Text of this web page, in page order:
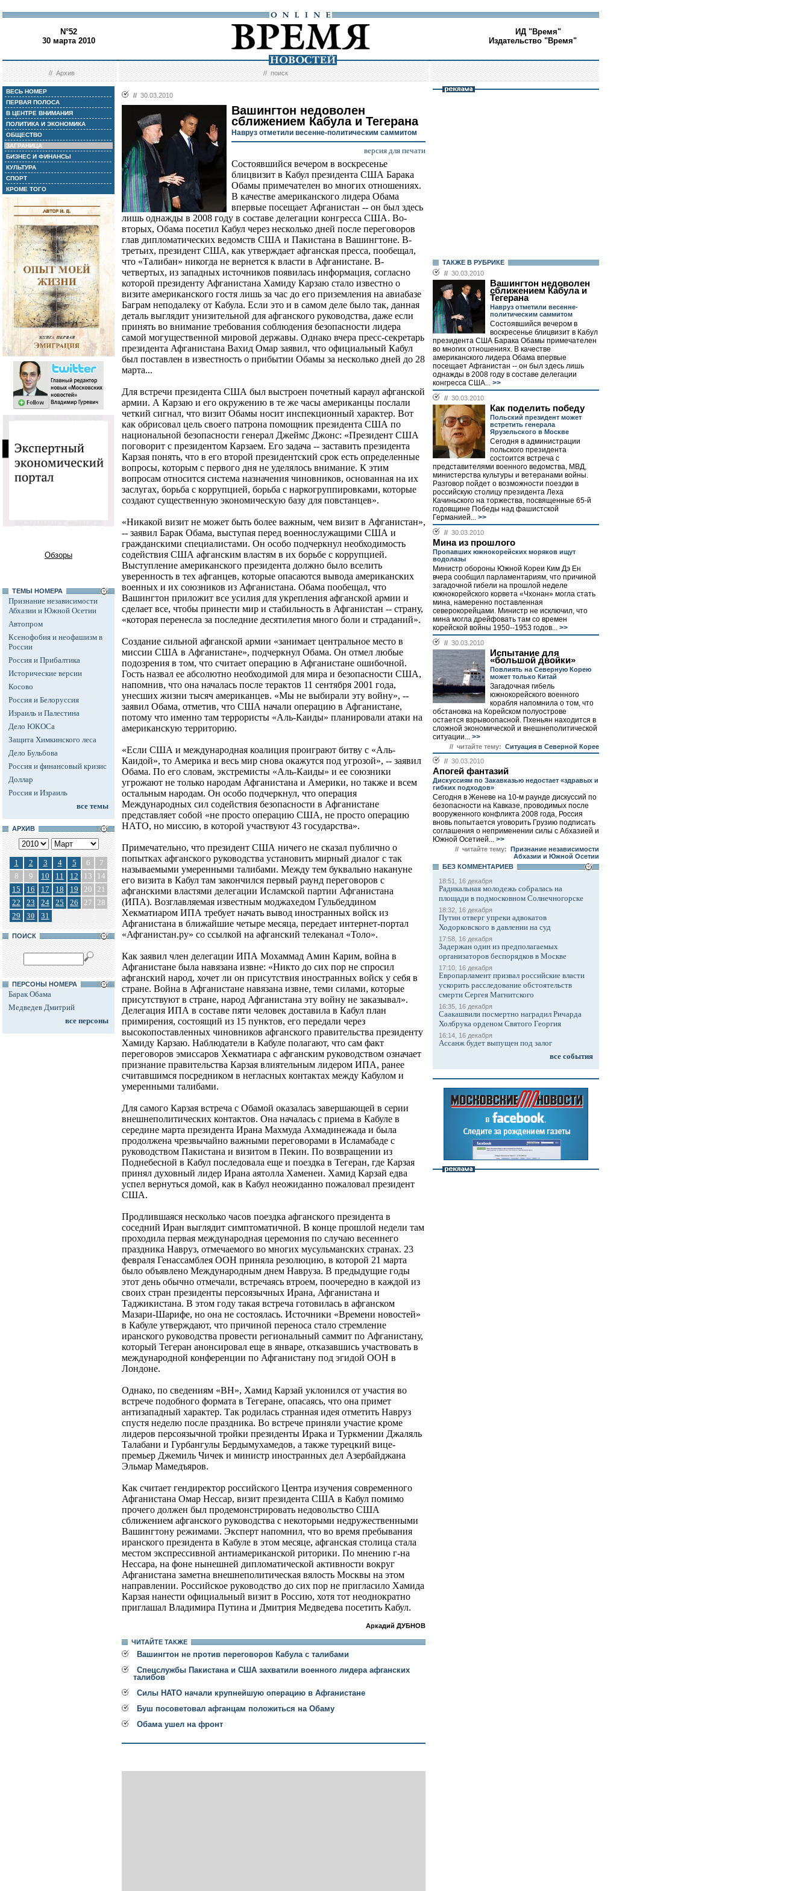
N°52
30 марта 2010
ИД "Время"
Издательство "Время"
//Архив //поиск
ВЕСЬ НОМЕР
ПЕРВАЯ ПОЛОСА
В ЦЕНТРЕ ВНИМАНИЯ
ПОЛИТИКА И ЭКОНОМИКА
ОБЩЕСТВО
ЗАГРАНИЦА
БИЗНЕС И ФИНАНСЫ
КУЛЬТУРА
СПОРТ
КРОМЕ ТОГО
Обзоры
ТЕМЫ НОМЕРА
Признание независимости
Абхазии и Южной Осетии
Автопром
Ксенофобия и неофашизм в
России
Россия и Прибалтика
Исторические версии
Косово
Россия и Белоруссия
Израиль и Палестина
Дело ЮКОСа
Защита Химкинского леса
Дело Бульбова
Россия и финансовый кризис
Доллар
Россия и Израиль
все темы
АРХИВ
1 2 3 4 5 6
7
8
9 10 11 12 13
14
15
16 17 18 19 20 21
22
23 24 25 26 27 28
29
30 31
ПОИСК
ПЕРСОНЫ НОМЕРА
Барак Обама
Медведев Дмитрий
все персоны
// 30.03.2010
Вашингтон недоволен
сближением Кабула и Тегерана
Навруз отметили весенне-политическим саммитом
версия для печати
Состоявшийся вечером в воскресенье
блицвизит в Кабул президента США Барака
Обамы примечателен во многих отношениях.
В качестве американского лидера Обама
впервые посещает Афганистан -- он был здесь
лишь однажды в 2008 году в составе делегации конгресса США. Во-
вторых, Обама посетил Кабул через несколько дней после переговоров
глав дипломатических ведомств США и Пакистана в Вашингтоне. В-
третьих, президент США, как утверждает афганская пресса, пообещал,
что «Талибан» никогда не вернется к власти в Афганистане. В-
четвертых, из западных источников появилась информация, согласно
которой президенту Афганистана Хамиду Карзаю стало известно о
визите американского гостя лишь за час до его приземления на авиабазе
Баграм неподалеку от Кабула. Если это и в самом деле было так, данная
деталь выглядит унизительной для афганского руководства, даже если
принять во внимание требования соблюдения безопасности лидера
самой могущественной мировой державы. Однако вчера пресс-секретарь
президента Афганистана Вахид Омар заявил, что официальный Кабул
был поставлен в известность о прибытии Обамы за несколько дней до 28
марта...
Для встречи президента США был выстроен почетный караул афганской
армии. А Карзаю и его окружению в те же часы американцы послали
четкий сигнал, что визит Обамы носит инспекционный характер. Вот
как обрисовал цель своего патрона помощник президента США по
национальной безопасности генерал Джеймс Джонс: «Президент США
поговорит с президентом Карзаем. Его задача -- заставить президента
Карзая понять, что в его второй президентский срок есть определенные
вопросы, которым с первого дня не уделялось внимание. К этим
вопросам относится система назначения чиновников, основанная на их
заслугах, борьба с коррупцией, борьба с наркогруппировками, которые
создают существенную экономическую базу для повстанцев».
«Никакой визит не может быть более важным, чем визит в Афганистан»,
-- заявил Барак Обама, выступая перед военнослужащими США и
гражданскими специалистами. Он особо подчеркнул необходимость
содействия США афганским властям в их борьбе с коррупцией.
Выступление американского президента должно было вселить
уверенность в тех афганцев, которые опасаются вывода американских
военных и их союзников из Афганистана. Обама пообещал, что
Вашингтон приложит все усилия для укрепления афганской армии и
сделает все, чтобы принести мир и стабильность в Афганистан -- страну,
«которая перенесла за последние десятилетия много боли и страданий».
Создание сильной афганской армии «занимает центральное место в
миссии США в Афганистане», подчеркнул Обама. Он отмел любые
подозрения в том, что считает операцию в Афганистане ошибочной.
Гость назвал ее абсолютно необходимой для мира и безопасности США,
напомнив, что она началась после терактов 11 сентября 2001 года,
унесших жизни тысяч американцев. «Мы не выбирали эту войну», --
заявил Обама, отметив, что США начали операцию в Афганистане,
потому что именно там террористы «Аль-Каиды» планировали атаки на
американскую территорию.
«Если США и международная коалиция проиграют битву с «Аль-
Каидой», то Америка и весь мир снова окажутся под угрозой», -- заявил
Обама. По его словам, экстремисты «Аль-Каиды» и ее союзники
угрожают не только народам Афганистана и Америки, но также и всем
остальным народам. Он особо подчеркнул, что операция
Международных сил содействия безопасности в Афганистане
представляет собой «не просто операцию США, не просто операцию
НАТО, но миссию, в которой участвуют 43 государства».
Примечательно, что президент США ничего не сказал публично о
попытках афганского руководства установить мирный диалог с так
называемыми умеренными талибами. Между тем буквально накануне
его визита в Кабул там закончился первый раунд переговоров с
афганскими властями делегации Исламской партии Афганистана
(ИПА). Возглавляемая известным моджахедом Гульбеддином
Хекматиаром ИПА требует начать вывод иностранных войск из
Афганистана в ближайшие четыре месяца, передает интернет-портал
«Афганистан.ру» со ссылкой на афганский телеканал «Толо».
Как заявил член делегации ИПА Мохаммад Амин Карим, война в
Афганистане была навязана извне: «Никто до сих пор не спросил
афганский народ, хочет ли он присутствия иностранных войск у себя в
стране. Война в Афганистане навязана извне, теми силами, которые
присутствуют в стране, народ Афганистана эту войну не заказывал».
Делегация ИПА в составе пяти человек доставила в Кабул план
примирения, состоящий из 15 пунктов, его передали через
высокопоставленных чиновников афганского правительства президенту
Хамиду Карзаю. Наблюдатели в Кабуле полагают, что сам факт
переговоров эмиссаров Хекматиара с афганским руководством означает
признание правительства Карзая влиятельным лидером ИПА, ранее
считавшимся посредником в негласных контактах между Кабулом и
умеренными талибами.
Для самого Карзая встреча с Обамой оказалась завершающей в серии
внешнеполитических контактов. Она началась с приема в Кабуле в
середине марта президента Ирана Махмуда Ахмадинежада и была
продолжена чрезвычайно важными переговорами в Исламабаде с
руководством Пакистана и визитом в Пекин. По возвращении из
Поднебесной в Кабул последовала еще и поездка в Тегеран, где Карзая
принял духовный лидер Ирана аятолла Хаменеи. Хамид Карзай едва
успел вернуться домой, как в Кабул неожиданно пожаловал президент
США.
Продлившаяся несколько часов поездка афганского президента в
соседний Иран выглядит симптоматичной. В конце прошлой недели там
проходила первая международная церемония по случаю весеннего
праздника Навруз, отмечаемого во многих мусульманских странах. 23
февраля Генассамблея ООН приняла резолюцию, в которой 21 марта
было объявлено Международным днем Навруза. В предыдущие годы
этот день обычно отмечали, встречаясь втроем, поочередно в каждой из
своих стран президенты персоязычных Ирана, Афганистана и
Таджикистана. В этом году такая встреча готовилась в афганском
Мазари-Шарифе, но она не состоялась. Источники «Времени новостей»
в Кабуле утверждают, что причиной переноса стало стремление
иранского руководства провести региональный саммит по Афганистану,
который Тегеран анонсировал еще в январе, отказавшись участвовать в
международной конференции по Афганистану под эгидой ООН в
Лондоне.
Однако, по сведениям «ВН», Хамид Карзай уклонился от участия во
встрече подобного формата в Тегеране, опасаясь, что она примет
антизападный характер. Так родилась странная идея отметить Навруз
спустя неделю после праздника. Во встрече приняли участие кроме
лидеров персоязычной тройки президенты Ирака и Туркмении Джаляль
Талабани и Гурбангулы Бердымухамедов, а также турецкий вице-
премьер Джемиль Чичек и министр иностранных дел Азербайджана
Эльмар Мамедъяров.
Как считает гендиректор российского Центра изучения современного
Афганистана Омар Нессар, визит президента США в Кабул помимо
прочего должен был продемонстрировать недовольство США
сближением афганского руководства с некоторыми недружественными
Вашингтону режимами. Эксперт напомнил, что во время пребывания
иранского президента в Кабуле в этом месяце, афганская столица стала
местом экспрессивной антиамериканской риторики. По мнению г-на
Нессара, на фоне нынешней дипломатической активности вокруг
Афганистана заметна внешнеполитическая вялость Москвы на этом
направлении. Российское руководство до сих пор не пригласило Хамида
Карзая нанести официальный визит в Россию, хотя тот неоднократно
приглашал Владимира Путина и Дмитрия Медведева посетить Кабул.
Аркадий ДУБНОВ
ЧИТАЙТЕ ТАКЖЕ
Вашингтон не против переговоров Кабула с талибами
Спецслужбы Пакистана и США захватили военного лидера афганских
талибов
Силы НАТО начали крупнейшую операцию в Афганистане
Буш посоветовал афганцам положиться на Обаму
Обама ушел на фронт
ТАКЖЕ В РУБРИКЕ
// 30.03.2010
Вашингтон недоволен
сближением Кабула и
Тегерана
Навруз отметили весенне-
политическим саммитом
Состоявшийся вечером в
воскресенье блицвизит в Кабул
президента США Барака Обамы примечателен
во многих отношениях. В качестве
американского лидера Обама впервые
посещает Афганистан -- он был здесь лишь
однажды в 2008 году в составе делегации
конгресса США... >>
// 30.03.2010
Как поделить победу
Польский президент может
встретить генерала
Ярузельского в Москве
Сегодня в администрации
польского президента
состоится встреча с
представителями военного ведомства, МВД,
министерства культуры и ветеранами войны.
Разговор пойдет о возможности поездки в
российскую столицу президента Леха
Качиньского на торжества, посвященные 65-й
годовщине Победы над фашистской
Германией... >>
// 30.03.2010
Мина из прошлого
Пропавших южнокорейских моряков ищут
водолазы
Министр обороны Южной Кореи Ким Дэ Ен
вчера сообщил парламентариям, что причиной
загадочной гибели на прошлой неделе
южнокорейского корвета «Чхонан» могла стать
мина, намеренно поставленная
северокорейцами. Министр не исключил, что
мина могла дрейфовать там со времен
корейской войны 1950--1953 годов... >>
// 30.03.2010
Испытание для
«большой двойки»
Повлиять на Северную Корею
может только Китай
Загадочная гибель
южнокорейского военного
корабля напомнила о том, что
обстановка на Корейском полуострове
остается взрывоопасной. Пхеньян находится в
сложной экономической и внешнеполитической
ситуации... >>
// читайте тему: Ситуация в Северной Корее
// 30.03.2010
Апогей фантазий
Дискуссиям по Закавказью недостает «здравых и
гибких подходов»
Сегодня в Женеве на 10-м раунде дискуссий по
безопасности на Кавказе, проводимых после
вооруженного конфликта 2008 года, Россия
вновь попытается уговорить Грузию подписать
соглашения о неприменении силы с Абхазией и
Южной Осетией... >>
// читайте тему: Признание независимости
Абхазии и Южной Осетии
БЕЗ КОМMЕНТАРИЕВ
18:51, 16 декабря
Радикальная молодежь собралась на
площади в подмосковном Солнечногорске
18:32, 16 декабря
Путин отверг упреки адвокатов
Ходорковского в давлении на суд
17:58, 16 декабря
Задержан один из предполагаемых
организаторов беспорядков в Москве
17:10, 16 декабря
Европарламент призвал российские власти
ускорить расследование обстоятельств
смерти Сергея Магнитского
16:35, 16 декабря
Саакашвили посмертно наградил Ричарда
Холбрука орденом Святого Георгия
16:14, 16 декабря
Ассанж будет выпущен под залог
все события